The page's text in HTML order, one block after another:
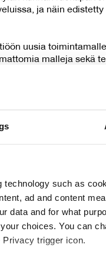
technology such as
ad and content
data and for what
choices. You can
trigger icon.
ja näin
uusia
malleja sekä
ehdokas.
tilaratkaisut
puolivalmisteita ja
viime vuonna, ja
säilyminen ja